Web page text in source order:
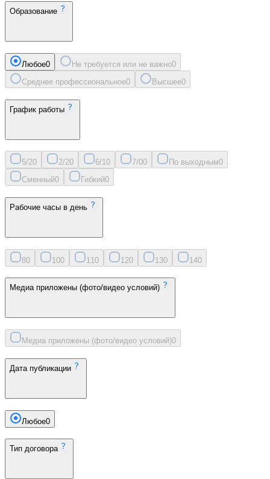
Образование
Любое0 Не требуется или не важно0
Среднее профессиональное0 Высшее0
График работы
5/20 2/20 6/10 7/00 По выходным0
Сменный0 Гибкий0
Рабочие часы в день
80 100 11 0 120 130 140
Медиа приложены (фото/видео условий)
Медиа приложены (фото/видео условий)0
Дата публикации
Любое0
Тип договора